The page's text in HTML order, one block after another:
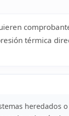
térmica
heredados